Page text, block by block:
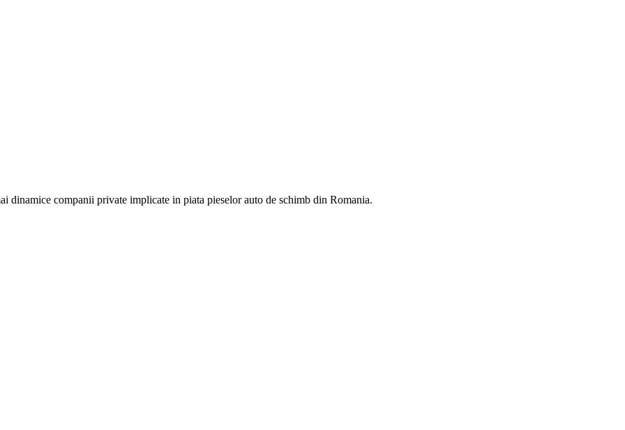
companii private implicate in piata pieselor auto de schimb din Romania.